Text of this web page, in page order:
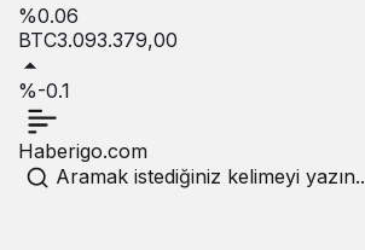
%0.06
BTC3.093.379,00
%-0.1
Haberigo.com
Aramak istediğiniz kelimeyi yazın..